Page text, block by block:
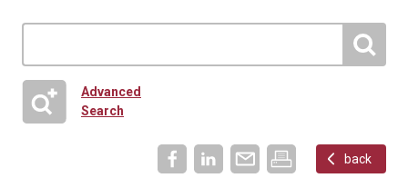
Advanced
Search
back